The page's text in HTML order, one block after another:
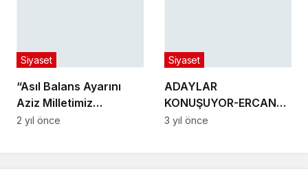
“Asıl Balans Ayarını
Aziz Milletimiz
Vermiştir”
Siyaset
2 yıl önce
ADAYLAR
KONUŞUYOR-ERCAN
ÖZEL- İYİ PARTİ
Siyaset
3 yıl önce